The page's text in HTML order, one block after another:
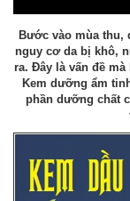
Bước vào mùa thu,
nguy cơ da bị khô,
ra. Đây là vấn đề
Kem dưỡng ẩm
phần dưỡng chất